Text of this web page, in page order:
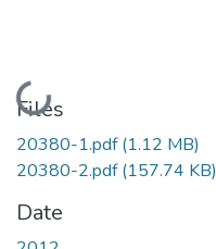
Loading...
Files
20380-1.pdf(1.12 MB)
20380-2.pdf(157.74 KB)
Date